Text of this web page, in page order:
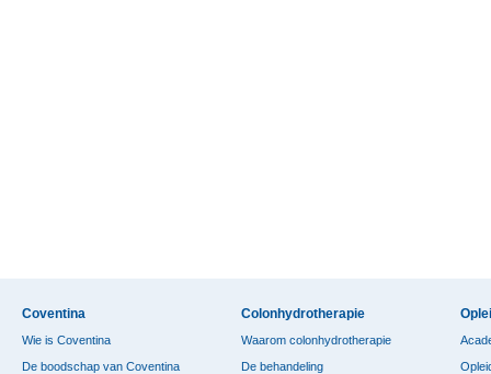
Coventina
Wie is Coventina
De boodschap van Coventina
Colonhydrotherapie
Waarom colonhydrotherapie
De behandeling